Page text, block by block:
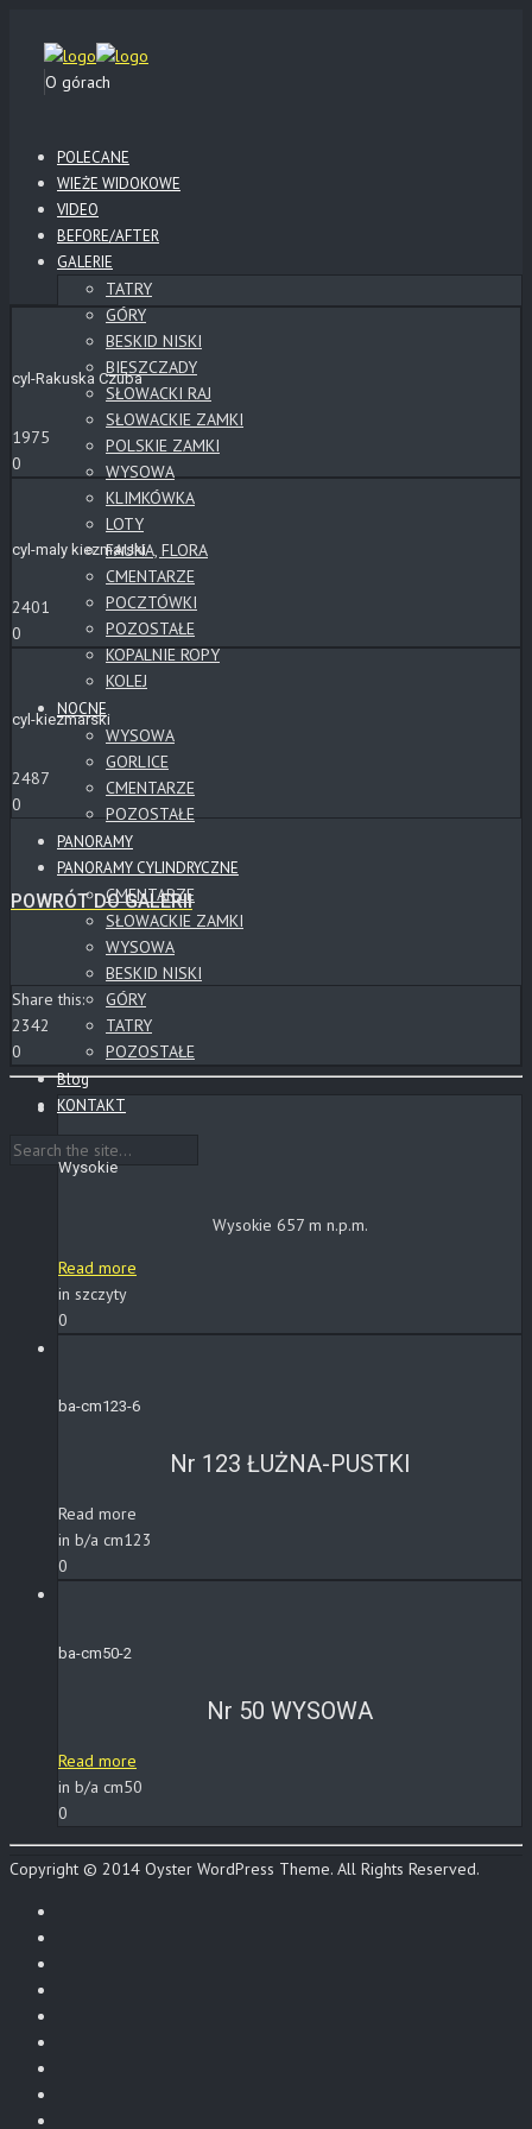
O górach
POLECANE
WIEŻE WIDOKOWE
VIDEO
BEFORE/AFTER
GALERIE
TATRY
GÓRY
BESKID NISKI
BIESZCZADY
SŁOWACKI RAJ
SŁOWACKIE ZAMKI
POLSKIE ZAMKI
WYSOWA
KLIMKÓWKA
LOTY
FAUNA, FLORA
CMENTARZE
POCZTÓWKI
POZOSTAŁE
KOPALNIE ROPY
KOLEJ
NOCNE
WYSOWA
GORLICE
CMENTARZE
POZOSTAŁE
PANORAMY
PANORAMY CYLINDRYCZNE
CMENTARZE
SŁOWACKIE ZAMKI
WYSOWA
BESKID NISKI
GÓRY
TATRY
POZOSTAŁE
Blog
KONTAKT
cyl-Rakuska Czuba
1975
0
cyl-maly kiezmarski
2401
0
cyl-kiezmarski
2487
0
POWRÓT DO GALERII
Share this:
2342
0
Wysokie
Wysokie 657 m n.p.m.
Read more
in szczyty
0
ba-cm123-6
Nr 123 ŁUŻNA-PUSTKI
Read more
in b/a cm123
0
ba-cm50-2
Nr 50 WYSOWA
Read more
in b/a cm50
0
Copyright © 2014 Oyster WordPress Theme. All Rights Reserved.